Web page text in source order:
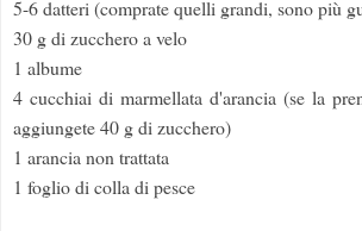
5-6 datteri (comprate quelli grandi, sono più
30 g di zucchero a velo
1 albume
4 cucchiai di marmellata d'arancia (se la
aggiungete 40 g di zucchero)
1 arancia non trattata
1 foglio di colla di pesce